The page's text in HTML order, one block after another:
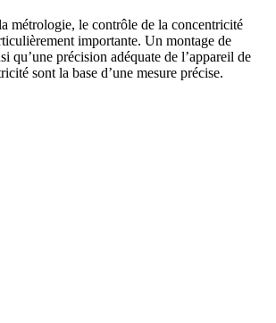
métrologie, le contrôle de la concentricité
importante. Un montage de
qu’une précision adéquate de l’appareil de
sont la base d’une mesure précise.